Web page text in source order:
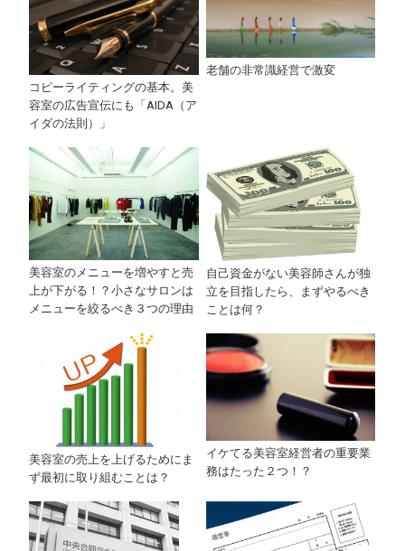
コピーライティングの基本。美
容室の広告宣伝にも「AIDA（ア
イダの法則）」
老舗の非常識経営で激変
美容室のメニューを増やすと売
上が下がる！？小さなサロンは
メニューを絞るべき３つの理由
自己資金がない美容師さんが独
立を目指したら、まずやるべき
ことは何？
美容室の売上を上げるためにま
ず最初に取り組むことは？
イケてる美容室経営者の重要業
務はたった２つ！？